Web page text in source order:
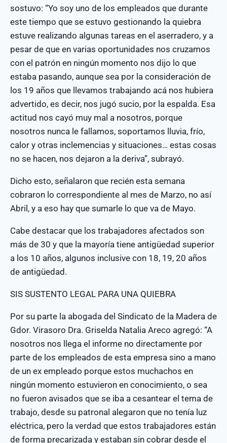
sostuvo: “Yo soy uno de los empleados que durante
este tiempo que se estuvo gestionando la quiebra
estuve realizando algunas tareas en el aserradero, y a
pesar de que en varias oportunidades nos cruzamos
con el patrón en ningún momento nos dijo lo que
estaba pasando, aunque sea por la consideración de
los 19 años que llevamos trabajando acá nos hubiera
advertido, es decir, nos jugó sucio, por la espalda. Esa
actitud nos cayó muy mal a nosotros, porque
nosotros nunca le fallamos, soportamos lluvia, frío,
calor y otras inclemencias y situaciones… estas cosas
no se hacen, nos dejaron a la deriva”, subrayó.
Dicho esto, señalaron que recién esta semana
cobraron lo correspondiente al mes de Marzo, no así
Abril, y a eso hay que sumarle lo que va de Mayo.
Cabe destacar que los trabajadores afectados son
más de 30 y que la mayoría tiene antigüedad superior
a los 10 años, algunos inclusive con 18, 19, 20 años
de antigüedad.
SIS SUSTENTO LEGAL PARA UNA QUIEBRA
Por su parte la abogada del Sindicato de la Madera de
Gdor. Virasoro Dra. Griselda Natalia Areco agregó: “A
nosotros nos llega el informe no directamente por
parte de los empleados de esta empresa sino a mano
de un ex empleado porque estos muchachos en
ningún momento estuvieron en conocimiento, o sea
no fueron avisados que se iba a cesantear el tema de
trabajo, desde su patronal alegaron que no tenía luz
eléctrica, pero la verdad que estos trabajadores están
de forma precarizada y estaban sin cobrar desde el